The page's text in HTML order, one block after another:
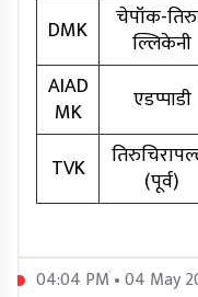
DMK
चेपॉक-
ल्लिकेनी
AIAD
MK
एडप्पाडी
TVK
(पूर्व)
04:04 PM • 04 May